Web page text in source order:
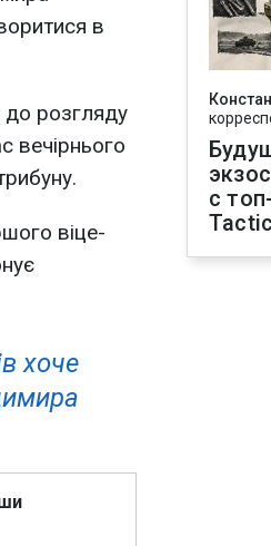
в
до розгляду
вечірнього
віце-
хоче
с